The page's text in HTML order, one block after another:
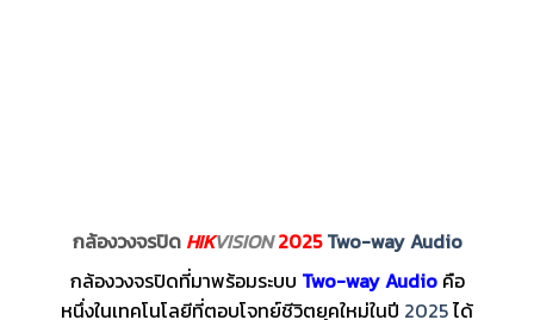
กล้องวงจรปิด HIKVISION 2025 Two-way Audio
กล้องวงจรปิดที่มาพร้อมระบบ Two-way Audioคือ
หนึ่งในเทคโนโลยีที่ตอบโจทย์ชีวิตยุคใหม่ในปี 2025ได้